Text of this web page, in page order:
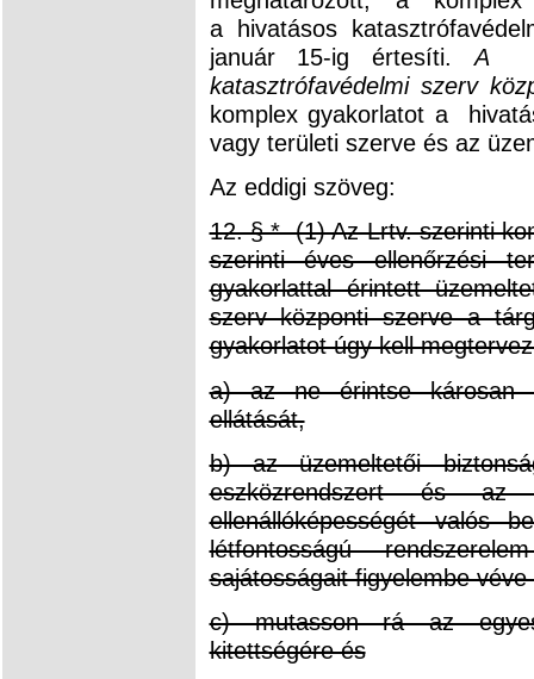
a hivatásos
január 15-ig értesíti.A
katasztrófavédelmi szerv
komplex gyakorlatot a
vagy területi szerve és az
Az eddigi szöveg:
12. § * (1) Az Lrtv. szerinti
szerinti éves ellenőrzési
gyakorlattal érintett
szerv központi szerve a
gyakorlatot úgy kell
a) az ne érintse károsan
ellátását,
b) az üzemeltetői
eszközrendszert és az
ellenállóképességét valós
létfontosságú
sajátosságait figyelembe
c) mutasson rá az
kitettségére és